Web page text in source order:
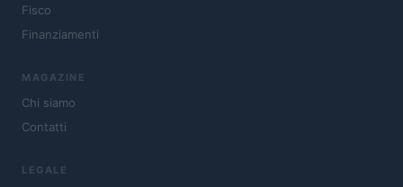
Fisco
Finanziamenti
MAGAZINE
Chi siamo
Contatti
LEGALE